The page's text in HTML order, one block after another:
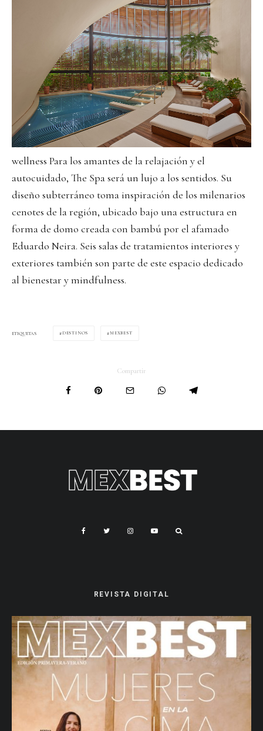
wellness Para los amantes de la relajación y el
autocuidado, The Spa será un lujo a los sentidos. Su
diseño subterráneo toma inspiración de los milenarios
cenotes de la región, ubicado bajo una estructura en
forma de domo creada con bambú por el afamado
Eduardo Neira. Seis salas de tratamientos interiores y
exteriores también son parte de este espacio dedicado
al bienestar y mindfulness.
ETIQUETAS DESTINOS MEXBEST
Compartir
REVISTA DIGITAL